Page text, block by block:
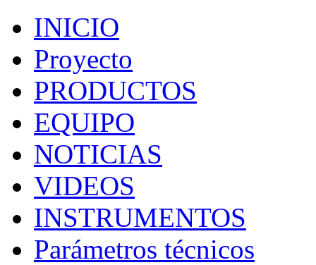
INICIO
Proyecto
PRODUCTOS
EQUIPO
NOTICIAS
VIDEOS
INSTRUMENTOS
Parámetros técnicos